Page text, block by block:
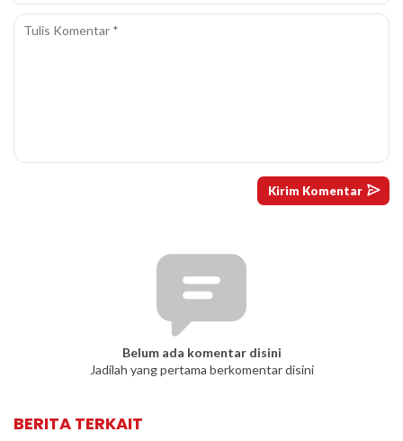
Belum ada komentar disini
Jadilah yang pertama berkomentar disini
BERITA TERKAIT